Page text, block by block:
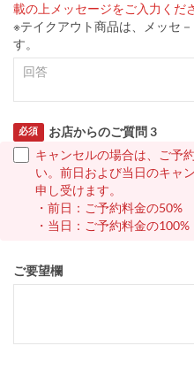
載の上メッセージをご入力くだ
※テイクアウト商品は、メッセ
す。
お店からのご質問 3
必須
キャンセルの場合は、ご予
い。前日および当日のキャ
申し受けます。
・前日：ご予約料金の50%
・当日：ご予約料金の100%
ご要望欄